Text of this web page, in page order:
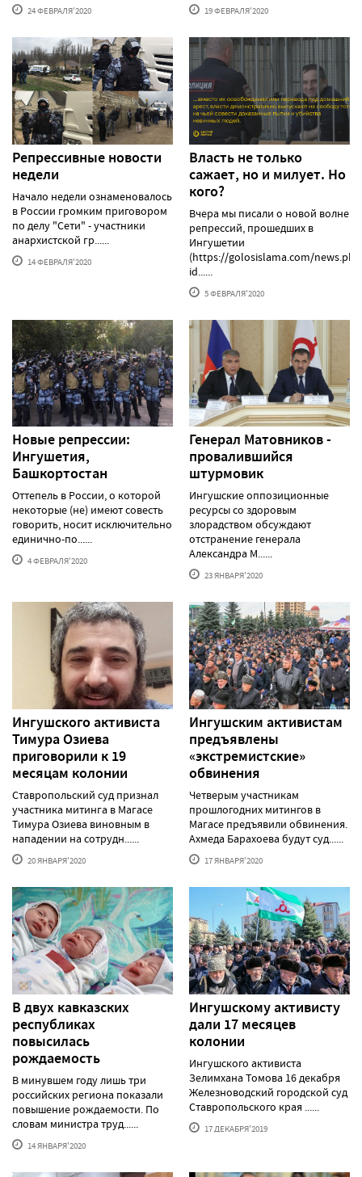
24 ФЕВРАЛЯ'2020 19 ФЕВРАЛЯ'2020
Репрессивные новости
недели
Начало недели ознаменовалось
в России громким приговором
по делу "Сети" - участники
анархистской гр......
14 ФЕВРАЛЯ'2020
Власть не только
сажает, но и милует. Но
кого?
Вчера мы писали о новой волне
репрессий, прошедших в
Ингушетии
(https://golosislama.com/
id......
5 ФЕВРАЛЯ'2020
Новые репрессии:
Ингушетия,
Башкортостан
Оттепель в России, о которой
некоторые (не) имеют совесть
говорить, носит исключительно
единично-по......
4 ФЕВРАЛЯ'2020
Генерал Матовников -
провалившийся
штурмовик
Ингушские оппозиционные
ресурсы со здоровым
злорадством обсуждают
отстранение генерала
Александра М......
23 ЯНВАРЯ'2020
Ингушского активиста
Тимура Озиева
приговорили к 19
месяцам колонии
Ставропольский суд признал
участника митинга в Магасе
Тимура Озиева виновным в
нападении на сотрудн......
20 ЯНВАРЯ'2020
Ингушским активистам
предъявлены
«экстремистские»
обвинения
Четверым участникам
прошлогодних митингов в
Магасе предъявили обвинения.
Ахмеда Барахоева будут суд......
17 ЯНВАРЯ'2020
В двух кавказских
республиках
повысилась
рождаемость
В минувшем году лишь три
российских региона показали
повышение рождаемости. По
словам министра труд......
14 ЯНВАРЯ'2020
Ингушскому активисту
дали 17 месяцев
колонии
Ингушского активиста
Зелимхана Томова 16 декабря
Железноводский городской суд
Ставропольского края ......
17 ДЕКАБРЯ'2019